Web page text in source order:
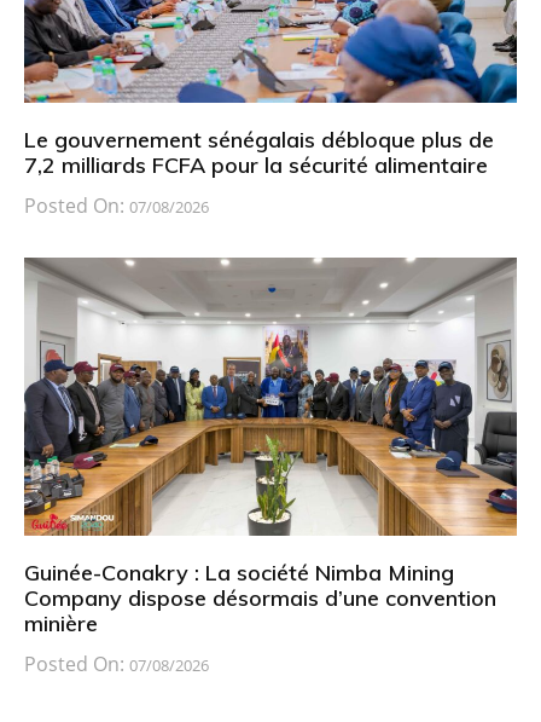
Le gouvernement sénégalais débloque plus de
7,2 milliards FCFA pour la sécurité alimentaire
Posted On: 07/08/2026
Guinée-Conakry : La société Nimba Mining
Company dispose désormais d’une convention
minière
Posted On: 07/08/2026